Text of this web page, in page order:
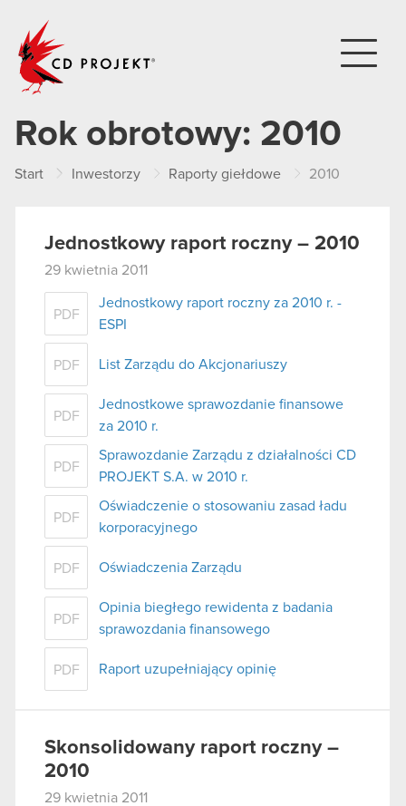
Rok obrotowy: 2010
Start Inwestorzy Raporty giełdowe 2010
Jednostkowy raport roczny – 2010
29 kwietnia 2011
PDF
Jednostkowy raport roczny za 2010 r. -
ESPI
PDF List Zarządu do Akcjonariuszy
PDF
Jednostkowe sprawozdanie finansowe
za 2010 r.
PDF
Sprawozdanie Zarządu z działalności CD
PROJEKT S.A. w 2010 r.
PDF
Oświadczenie o stosowaniu zasad ładu
korporacyjnego
PDF Oświadczenia Zarządu
PDF
Opinia biegłego rewidenta z badania
sprawozdania finansowego
PDF Raport uzupełniający opinię
Skonsolidowany raport roczny –
2010
29 kwietnia 2011